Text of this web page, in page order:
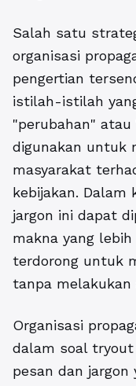
Salah satu
organisasi
pengertian
istilah-istilah
"perubahan"
digunakan untuk
masyarakat
kebijakan. Dalam
jargon ini dapat
makna yang
terdorong untuk
tanpa melakukan
Organisasi
dalam soal
pesan dan jargon